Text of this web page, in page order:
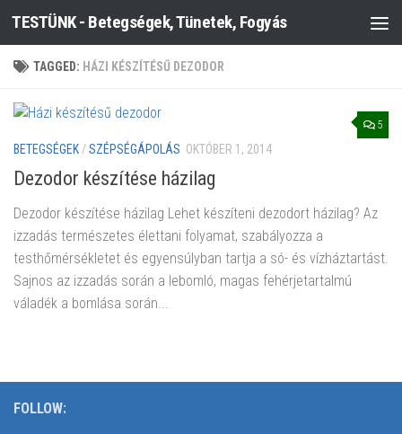
Skip to content
TESTÜNK - Betegségek, Tünetek, Fogyás
TAGGED: HÁZI KÉSZÍTÉSŰ DEZODOR
5
BETEGSÉGEK /SZÉPSÉGÁPOLÁS OKTÓBER 1, 2014
Dezodor készítése házilag
Dezodor készítése házilag Lehet készíteni dezodort házilag? Az
izzadás természetes élettani folyamat, szabályozza a
testhőmérsékletet és egyensúlyban tartja a só- és vízháztartást.
Sajnos az izzadás során a lebomló, magas fehérjetartalmú
váladék a bomlása során...
FOLLOW: